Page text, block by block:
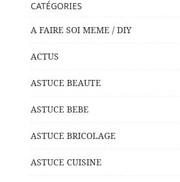
CATÉGORIES
A FAIRE SOI MEME / DIY
ACTUS
ASTUCE BEAUTE
ASTUCE BEBE
ASTUCE BRICOLAGE
ASTUCE CUISINE